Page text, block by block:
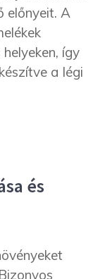
előnyeit. A
így
a légi
és